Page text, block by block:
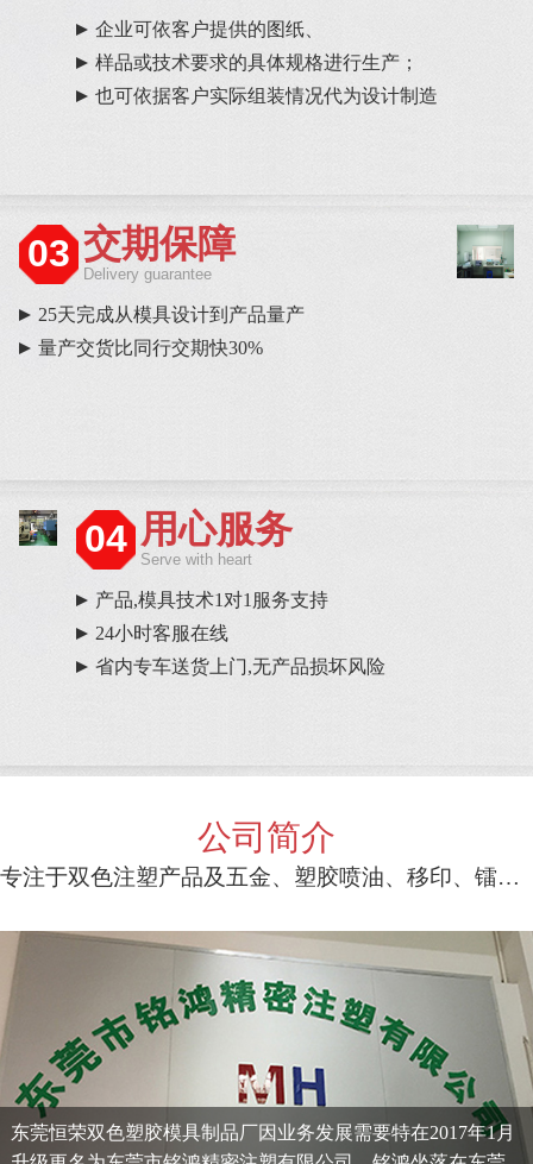
企业可依客户提供的图纸、
样品或技术要求的具体规格进行生产；
也可依据客户实际组装情况代为设计制造
03 交期保障
Delivery guarantee
25天完成从模具设计到产品量产
量产交货比同行交期快30%
04 用心服务
Serve with heart
产品,模具技术1对1服务支持
24小时客服在线
省内专车送货上门,无产品损坏风险
公司简介
专注于双色注塑产品及五金、塑胶喷油、移印、镭雕等一条龙服务
东莞恒荣双色塑胶模具制品厂因业务发展需要特在2017年1月